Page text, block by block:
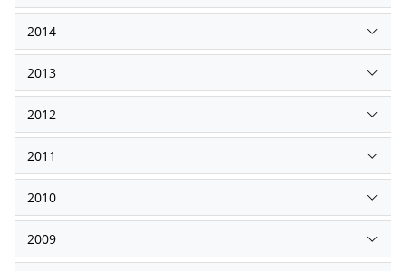
2014
2013
2012
2011
2010
2009